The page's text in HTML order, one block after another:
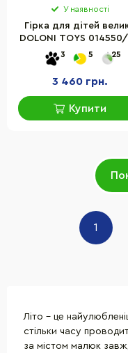
У наявності
Гірка для дітей
DOLONI TOYS 014550/
пластик, 114x24x24,3
3 5 25
3 460 грн.
Купити
1
Літо - це
стільки часу
за містом малюк